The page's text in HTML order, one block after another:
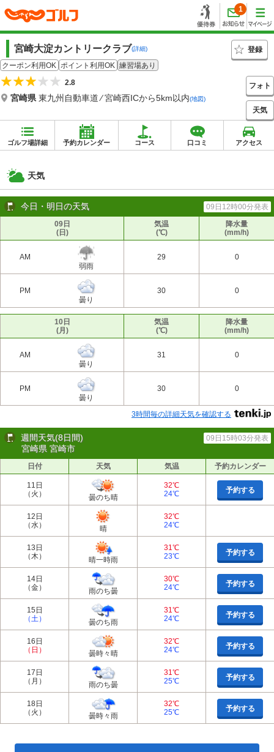
1
宮崎大淀カントリークラブ(詳細)
登録
クーポン利用OK ポイント利用OK 練習場あり
2.8
宮崎県 東九州自動車道 ⁄ 宮崎西ICから5km以内(地図)
フォト
天気
ゴルフ場詳細 予約カレンダー コース 口コミ アクセス
天気
今日・明日の天気
09日12時00分発表
09日
(日)
気温
(℃)
降水量
(mm/h)
AM
弱雨
29 0
PM
曇り
30 0
10日
(月)
気温
(℃)
降水量
(mm/h)
AM
曇り
31 0
PM
曇り
30 0
3時間毎の詳細天気を確認する
週間天気(8日間)
宮崎県 宮崎市
09日15時03分発表
日付 天気 気温 予約カレンダー
11日
（火）
曇のち晴
32℃
24℃
予約する
12日
（水）
晴
32℃
24℃
13日
（木）
晴一時雨
31℃
23℃
予約する
14日
（金）
雨のち曇
30℃
24℃
予約する
15日
（土）
曇のち雨
31℃
24℃
予約する
16日
（日）
曇時々晴
32℃
24℃
予約する
17日
（月）
雨のち曇
31℃
25℃
予約する
18日
（火）
曇時々雨
32℃
25℃
予約する